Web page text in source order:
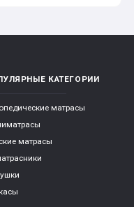
КАТЕГОРИИ
матрасы
матрасы